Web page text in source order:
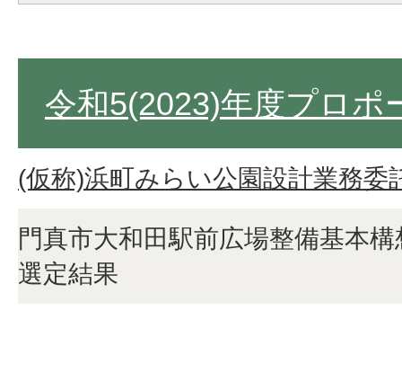
令和5(2023)年度プロポ
(仮称)浜町みらい公園設計業務委
門真市大和田駅前広場整備基本
選定結果